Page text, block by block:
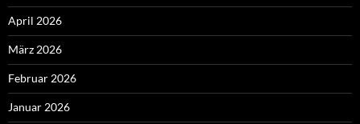
April 2026
März 2026
Februar 2026
Januar 2026